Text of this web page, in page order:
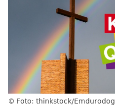
Foto: thinkstock/Emdurodog